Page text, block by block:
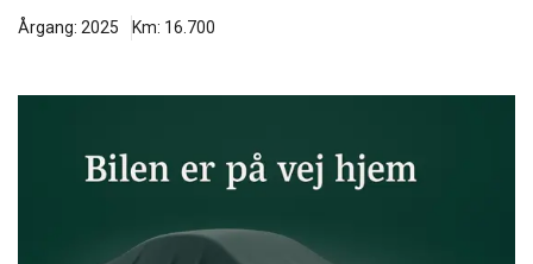
Årgang: 2025 Km: 16.700